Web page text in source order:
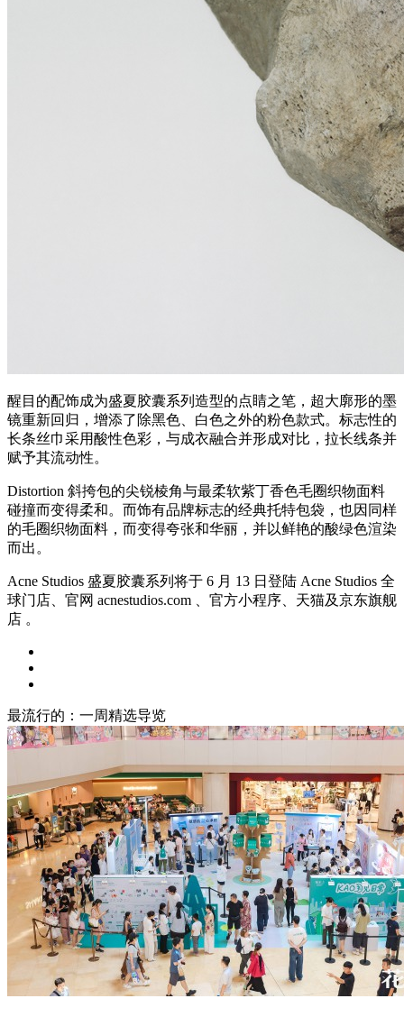
醒目的配饰成为盛夏胶囊系列造型的点睛之笔，超大廓形的墨
镜重新回归，增添了除黑色、白色之外的粉色款式。标志性的
长条丝巾采用酸性色彩，与成衣融合并形成对比，拉长线条并
赋予其流动性。
Distortion 斜挎包的尖锐棱角与最柔软紫丁香色毛圈织物面料
碰撞而变得柔和。而饰有品牌标志的经典托特包袋，也因同样
的毛圈织物面料，而变得夸张和华丽，并以鲜艳的酸绿色渲染
而出。
Acne Studios 盛夏胶囊系列将于 6 月 13 日登陆 Acne Studios 全
球门店、官网 acnestudios.com 、官方小程序、天猫及京东旗舰
店 。
最流行的：一周精选导览